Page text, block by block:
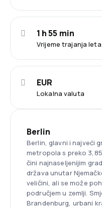
Vrijeme trajanja
1 h 55 min
Lokalna valuta
EUR
Berlin
Berlin, glavni i najveći
metropola s preko
čini najnaseljenijim
država unutar
veličini, ali se može
područjem u zemlji.
Brandenburg, urbani